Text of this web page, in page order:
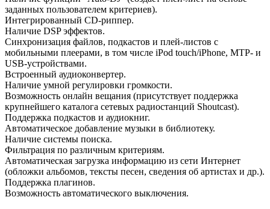
заданных пользователем критериев).
Интегрированный CD-риппер.
Наличие DSP эффектов.
Синхронизация файлов, подкастов и плей-листов с
мобильными плеерами, в том числе iPod touch/iPhone, MTP- и
USB-устройствами.
Встроенный аудиоконвертер.
Наличие умной регулировки громкости.
Возможность онлайн вещания (присутствует поддержка
крупнейшего каталога сетевых радиостанций Shoutcast).
Поддержка подкастов и аудиокниг.
Автоматическое добавление музыки в библиотеку.
Наличие системы поиска.
Фильтрация по различным критериям.
Автоматическая загрузка информацию из сети Интернет
(обложки альбомов, тексты песен, сведения об артистах и др.).
Поддержка плагинов.
Возможность автоматического выключения.